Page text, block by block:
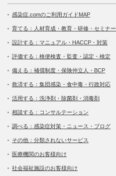
感染症.comのご利用ガイドMAP
育てる：人材育成・教育・研修・セミナー
設計する：マニュアル・HACCP・対策
評価する：検便検査・監査・認定・検定
備える：補償制度・保険仲立人・BCP
救済する：集団感染・食中毒・行政対応
活用する：洗浄剤・除菌剤・消毒剤
相談する：コンサルテーション
調べる：感染症対策・ニュース・ブログ
その他：分類されないサービス
医療機関のお客様向け
社会福祉施設のお客様向け